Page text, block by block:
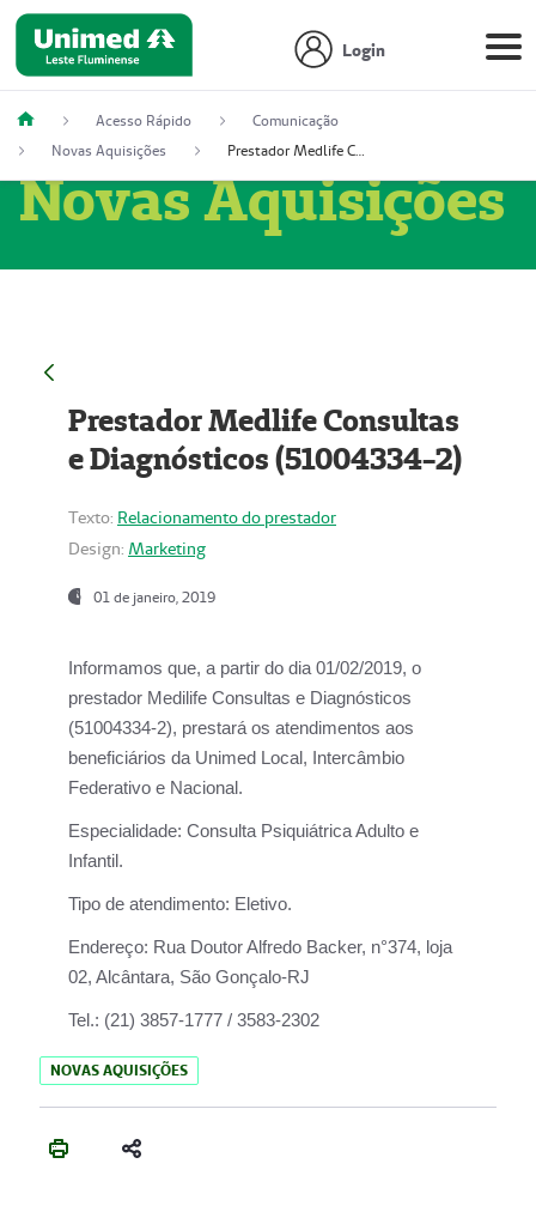
Login
Acesso Rápido
Comunicação
Novas Aquisições
Prestador Medlife Consultas e Diagnósticos (51004334-2)
Novas Aquisições
Prestador Medlife Consultas
e Diagnósticos (51004334-2)
Texto: Relacionamento do prestador
Design: Marketing
01 de janeiro, 2019
Informamos que, a partir do dia 01/02/2019, o
prestador Medilife Consultas e Diagnósticos
(51004334-2), prestará os atendimentos aos
beneficiários da Unimed Local, Intercâmbio
Federativo e Nacional.
Especialidade: Consulta Psiquiátrica Adulto e
Infantil.
Tipo de atendimento: Eletivo.
Endereço: Rua Doutor Alfredo Backer, n°374, loja
02, Alcântara, São Gonçalo-RJ
Tel.: (21) 3857-1777 / 3583-2302
NOVAS AQUISIÇÕES